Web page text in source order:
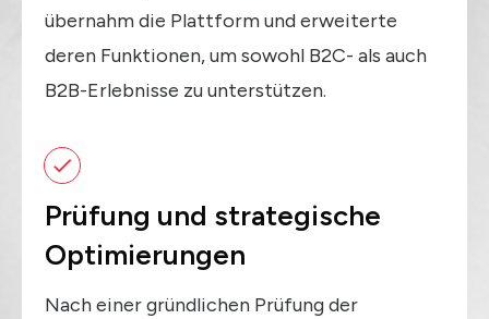
übernahm die Plattform und erweiterte
deren Funktionen, um sowohl B2C- als auch
B2B-Erlebnisse zu unterstützen.
Prüfung und strategische
Optimierungen
Nach einer gründlichen Prüfung der